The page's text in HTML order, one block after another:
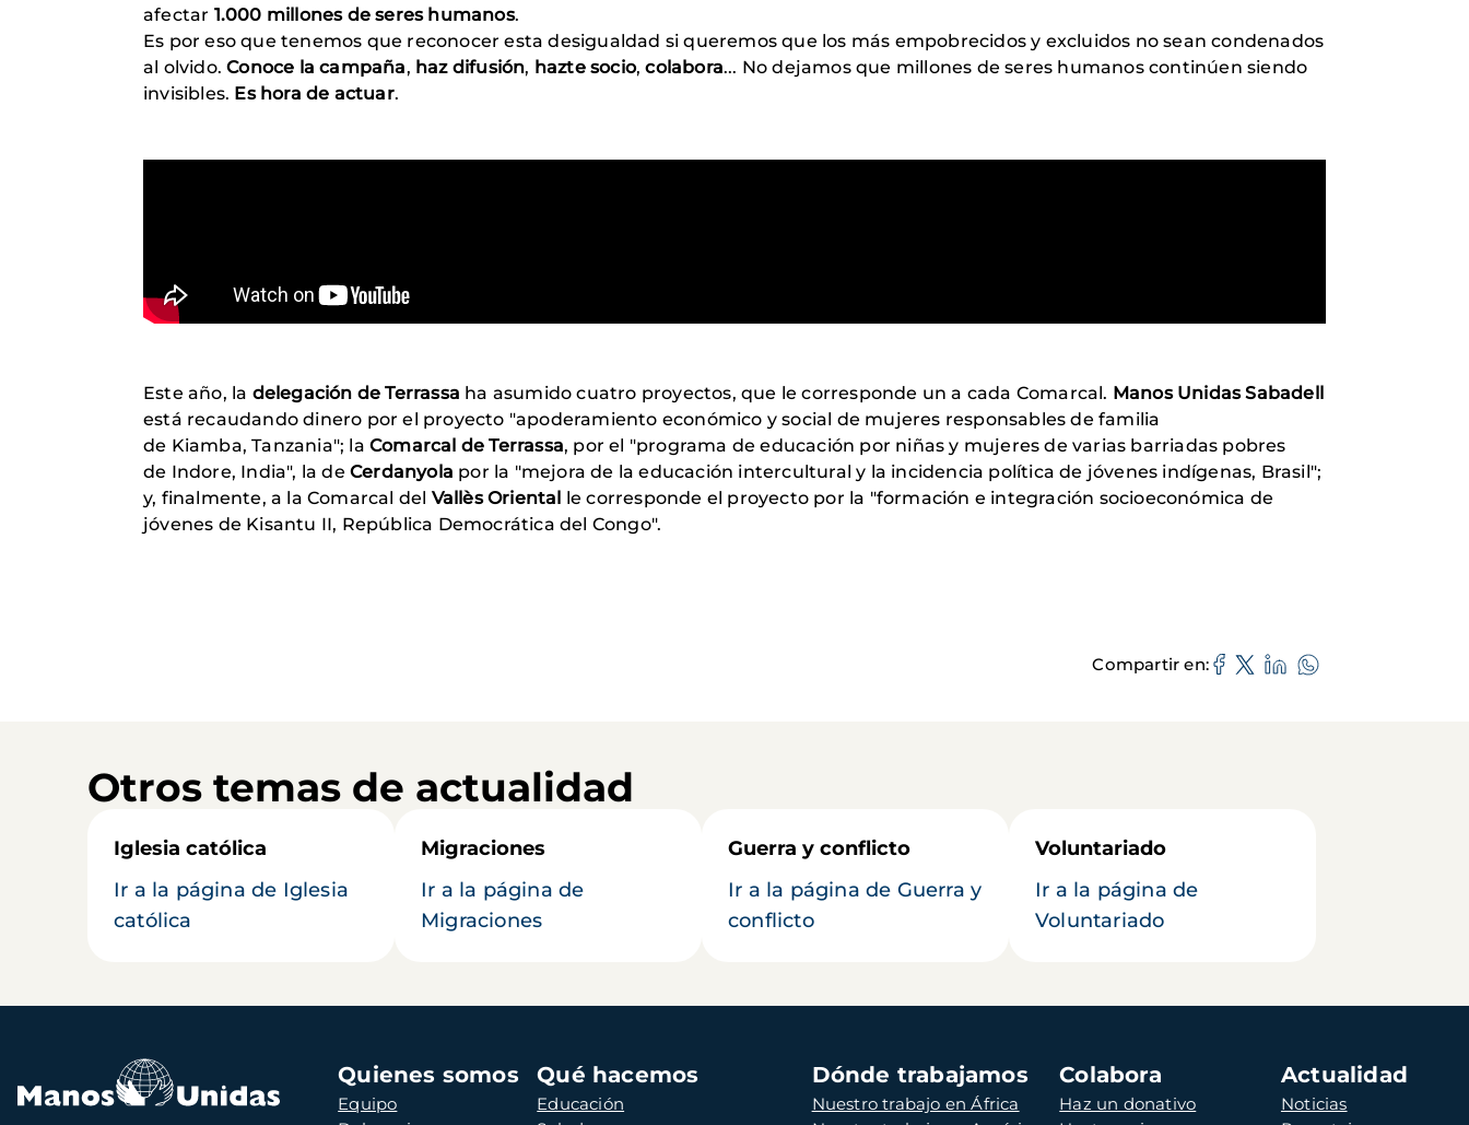
afectar 1.000 millones de seres humanos.
Es por eso que tenemos que reconocer esta desigualdad si queremos que los más empobrecidos y excluidos no sean condenados
al olvido.Conoce la campaña, haz difusión, hazte socio,colabora... No dejamos que millones de seres humanos continúen siendo
invisibles. Es hora de actuar.
Este año, la delegación de Terrassa ha asumido cuatro proyectos, que le corresponde un a cada Comarcal. Manos Unidas Sabadell
está recaudando dinero por el proyecto "apoderamiento económico y social de mujeres responsables de familia
de Kiamba, Tanzania"; la Comarcal de Terrassa, por el "programa de educación por niñas y mujeres de varias barriadas pobres
de Indore, India", la de Cerdanyola por la "mejora de la educación intercultural y la incidencia política de jóvenes indígenas, Brasil";
y, finalmente, a la Comarcal del Vallès Oriental le corresponde el proyecto por la "formación e integración socioeconómica de
jóvenes de Kisantu II, República Democrática del Congo".
Compartir en
Otros temas de actualidad
Iglesia católica
Ir a la página de Iglesia
católica
Migraciones
Ir a la página de
Migraciones
Guerra y conflicto
Ir a la página de Guerra y
conflicto
Voluntariado
Ir a la página de
Voluntariado
Navegación
principal
Quienes somos
Equipo
Qué hacemos
Educación
Dónde trabajamos
Nuestro trabajo en África
Colabora
Haz un donativo
Actualidad
Noticias